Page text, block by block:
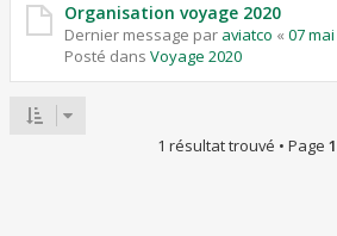
Organisation voyage 2020
Dernier message par aviatco « 07 mai
Posté dans Voyage 2020
1 résultat trouvé • Page 1